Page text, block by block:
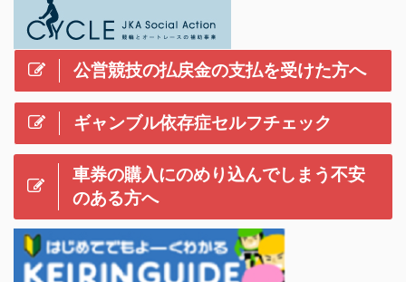
公営競技の払戻金の支払を受けた方へ
ギャンブル依存症セルフチェック
車券の購入にのめり込んでしまう不安
のある方へ